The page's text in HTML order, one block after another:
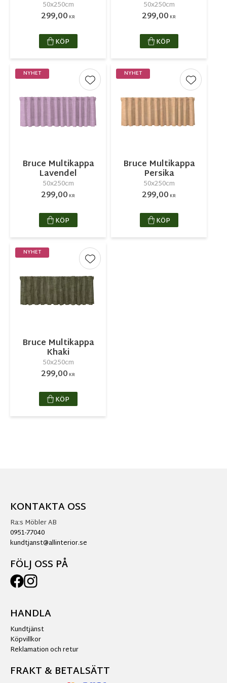
50x250cm
299,00 KR
KÖP
50x250cm
299,00 KR
KÖP
Bruce Multikappa
Lavendel
50x250cm
299,00 KR
NYHET
Lägg till i favoriter
KÖP
Bruce Multikappa
Persika
50x250cm
299,00 KR
NYHET
Lägg till
KÖP
Bruce Multikappa
Khaki
50x250cm
299,00 KR
NYHET
Lägg till i favoriter
KÖP
KONTAKTA OSS
Ra:s Möbler AB
0951-77040
kundtjanst@allinterior.se
FÖLJ OSS PÅ
HANDLA
Kundtjänst
Köpvillkor
Reklamation och retur
FRAKT & BETALSÄTT